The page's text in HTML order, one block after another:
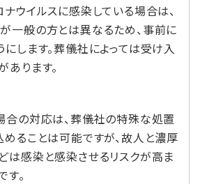
ウイルスに感染している場合は、
一般の方とは異なるため、事前に
します。葬儀社によっては受け入
ります。
合の対応は、葬儀社の特殊な処置
めることは可能ですが、故人と濃厚
は感染と感染させるリスクが高ま
。